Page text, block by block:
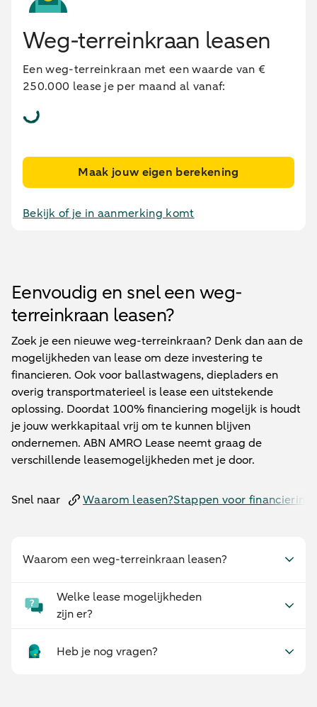
Weg-terreinkraan leasen
Een weg-terreinkraan met een waarde van €
250.000 lease je per maand al vanaf:
Maak jouw eigen berekening
Bekijk of je in aanmerking komt
Eenvoudig en snel een weg-
terreinkraan leasen?
Zoek je een nieuwe weg-terreinkraan? Denk dan aan de
mogelijkheden van lease om deze investering te
financieren. Ook voor ballastwagens, diepladers en
overig transportmaterieel is lease een uitstekende
oplossing. Doordat 100% financiering mogelijk is houdt
je jouw werkkapitaal vrij om te kunnen blijven
ondernemen. ABN AMRO Lease neemt graag de
verschillende leasemogelijkheden met je door.
Snel naar Waarom leasen?Stappen voor financiering
Waarom een weg-terreinkraan leasen?
Welke lease mogelijkheden
zijn er?
Heb je nog vragen?